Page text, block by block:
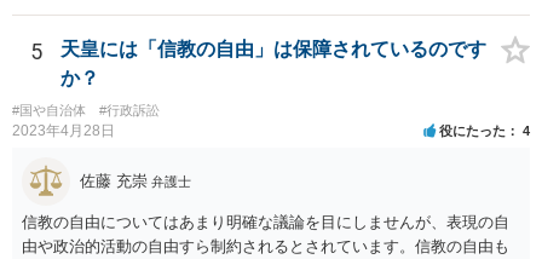
証書自体の議論とは直接関係しないと思います。
5
天皇には「信教の自由」は保障されているのです
か？
#国や自治体 #行政訴訟
2023年4月28日 役にたった 4
佐藤 充崇 弁護士
信教の自由についてはあまり明確な議論を目にしませんが、表現の自
由や政治的活動の自由すら制約されるとされています。信教の自由も